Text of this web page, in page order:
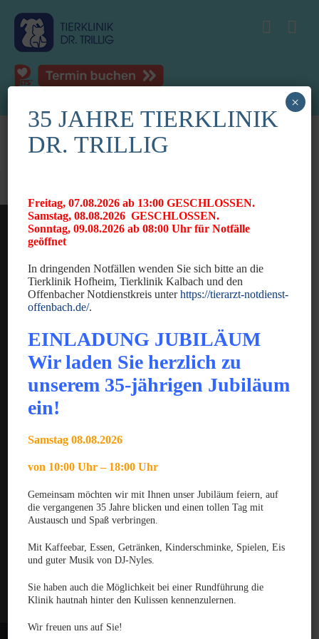
News
JUNI 2025
Gratulation zum GPCert Emergency Medicine &
Surgery
Gratulation zum Fachtierarzt für Chirurgie der
Gratulation zum VTCert Emergency and Critical
Care
Kontakt
Haftungsausschluss
Impressum
35 JAHRE TIERKLINIK
DR. TRILLIG
Freitag, 07.08.2026 ab 13:00 GESCHLOSSEN.
Samstag, 08.08.2026 GESCHLOSSEN.
Sonntag, 09.08.2026 ab 08:00 Uhr für Notfälle
geöffnet
In dringenden Notfällen wenden Sie sich bitte an die
Tierklinik Hofheim, Tierklinik Kalbach und den
Offenbacher Notdienstkreis unterhttps://tierarzt-notdienst-
offenbach.de/.
EINLADUNG JUBILÄUM
Wir laden Sie herzlich zu
unserem 35-jährigen Jubiläum
ein!
Samstag 08.08.2026
von 10:00 Uhr – 18:00 Uhr
Gemeinsam möchten wir mit Ihnen unser Jubiläum feiern, auf
die vergangenen 35 Jahre blicken und einen tollen Tag mit
Austausch und Spaß verbringen.
Mit Kaffeebar, Essen, Getränken, Kinderschminke, Spielen, Eis
und guter Musik von DJ-Nyles.
Sie haben auch die Möglichkeit bei einer Rundführung die
Klinik hautnah hinter den Kulissen kennenzulernen.
Wir freuen uns auf Sie!
×